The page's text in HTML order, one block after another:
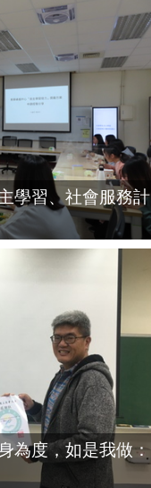
學習、社會服務計
為度，如是我做：